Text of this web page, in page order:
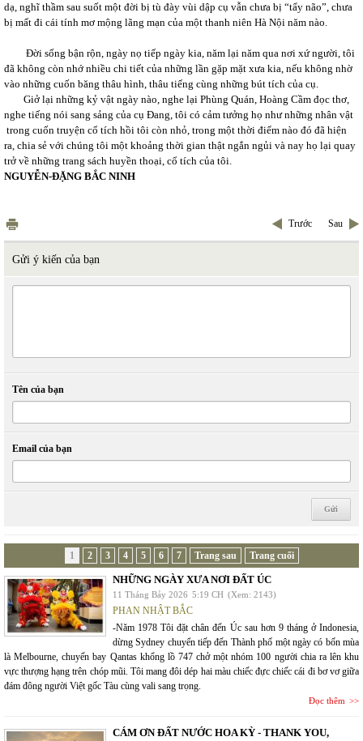
dạ, nghĩ thầm sau suốt một đời bị tù đày vùi dập cụ vẫn chưa bị “tẩy não”, chưa
bị mất đi cái tính mơ mộng lãng mạn của một thanh niên Hà Nội năm nào.
Đời sống bận rộn, ngày nọ tiếp ngày kia, năm lại năm qua nơi xứ người, tôi
đã không còn nhớ nhiều chi tiết của những lần gặp mặt xưa kia, nếu không nhờ
vào những cuốn băng thâu hình, thâu tiếng cùng những bút tích của cụ.
Giở lại những kỷ vật ngày nào, nghe lại Phùng Quán, Hoàng Cầm đọc thơ,
nghe tiếng nói sang sảng của cụ Đang, tôi có cảm tưởng họ như những nhân vật
trong cuốn truyện cổ tích hồi tôi còn nhỏ, trong một thời điểm nào đó đã hiện
ra, chia sẻ với chúng tôi một khoảng thời gian thật ngắn ngủi và nay họ lại quay
trở về những trang sách huyền thoại, cổ tích của tôi.
NGUYỄN-ĐẶNG BẮC NINH
Trước Sau
Gửi ý kiến của bạn
Tên của bạn
Email của bạn
1 2 3 4 5 6 7 Trang sau Trang cuối
NHỮNG NGÀY XƯA NƠI ĐẤT ÚC
11 Tháng Bảy 2026 5:19 CH (Xem: 2143)
PHAN NHẬT BẮC
-Năm 1978 Tôi đặt chân đến Úc sau hơn 9 tháng ở Indonesia,
dừng Sydney chuyển tiếp đến Thành phố một ngày có bốn mùa
là Melbourne, chuyến bay Qantas khổng lồ 747 chở một nhóm 100 người chia ra lên khu
vực thượng hạng trên chóp mũi. Tôi mang đôi dép hai màu chiếc đực chiếc cái đi bơ vơ giữa
đám đông người Việt gốc Tàu cùng vali sang trọng.
Đọc thêm
CÁM ƠN ĐẤT NƯỚC HOA KỲ - THANK YOU,